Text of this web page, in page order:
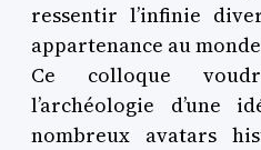
ressentir l’infinie
appartenance au monde
Ce colloque
l’archéologie d’une
nombreux avatars